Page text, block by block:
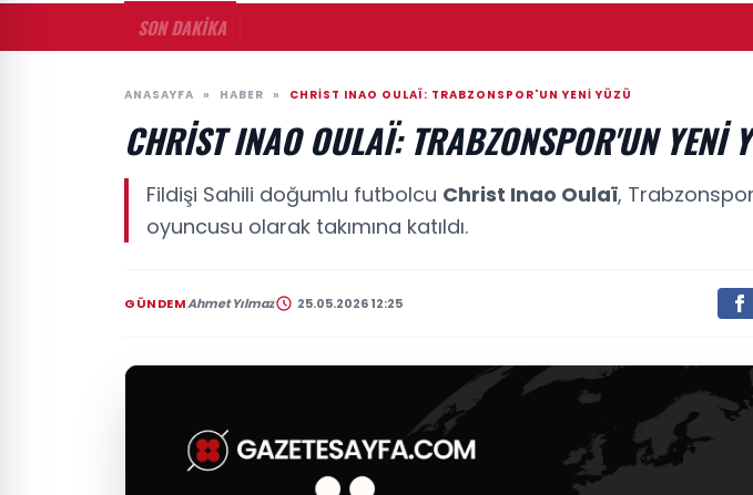
SON DAKİKA
ANASAYFA » HABER » CHRIST INAO OULAÏ: TRABZONSPOR'UN YENI YÜZÜ
CHRIST INAO OULAÏ: TRABZONSPOR'UN YENI
Fildişi Sahili doğumlu futbolcu Christ Inao Oulaï,
oyuncusu olarak takımına katıldı.
GÜNDEMAhmet Yılmaz 25.05.2026 12:25